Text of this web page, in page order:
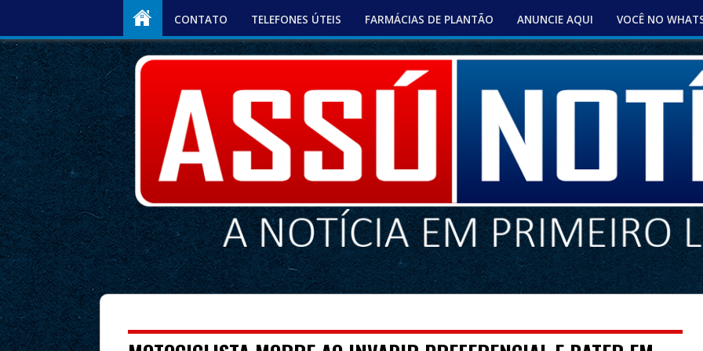
CONTATO TELEFONES ÚTEIS FARMÁCIAS DE PLANTÃO ANUNCIE AQUI VOCÊ NO